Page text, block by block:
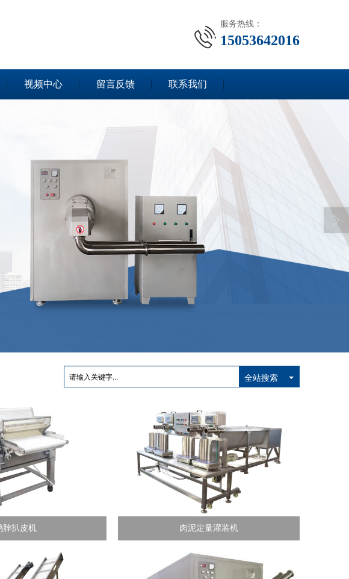
服务热线：
15053642016
视频中心 留言反馈 联系我们
全站搜索
脖扒皮机 肉泥定量灌装机